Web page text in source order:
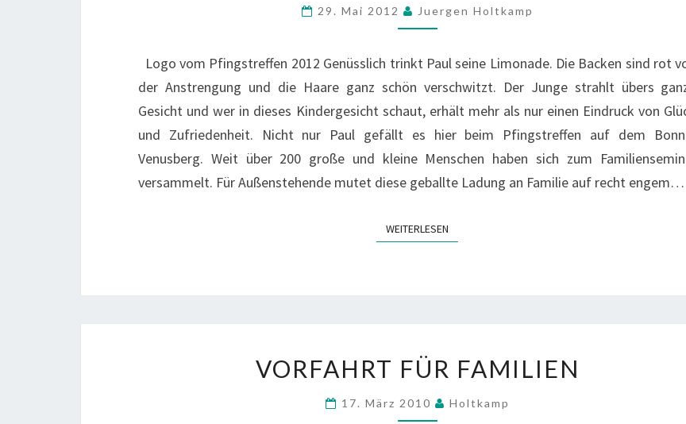
FÜR
FAMILIEN
29. Mai 2012 Juergen Holtkamp
Logo vom Pfingstreffen 2012 Genüsslich trinkt Paul seine Limonade. Die Backen sind rot
der Anstrengung und die Haare ganz schön verschwitzt. Der Junge strahlt übers
Gesicht und wer in dieses Kindergesicht schaut, erhält mehr als nur einen Eindruck von
und Zufriedenheit. Nicht nur Paul gefällt es hier beim Pfingstreffen auf dem
Venusberg. Weit über 200 große und kleine Menschen haben sich zum
versammelt. Für Außenstehende mutet diese geballte Ladung an Familie auf recht engem…
WEITERLESEN
FÜR
FAMILIEN
VORFAHRT FÜR FAMILIEN
17. März 2010 Holtkamp